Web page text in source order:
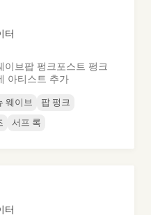
터
이브팝 펑크 포스트 펑크
아티스트 추가
웨이브
팝 펑크
서프 록
터